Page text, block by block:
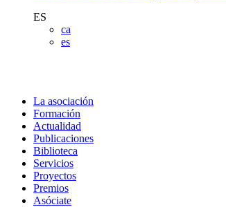
ES
ca
es
La asociación
Formación
Actualidad
Publicaciones
Biblioteca
Servicios
Proyectos
Premios
Asóciate